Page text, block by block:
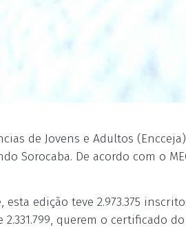
de Jovens e Adultos
Sorocaba. De acordo com o
edição teve 2.973.375
querem o certificado